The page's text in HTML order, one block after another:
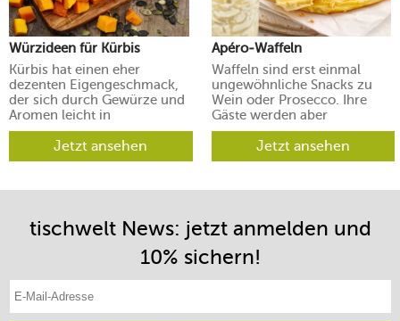
Würzideen für Kürbis
Kürbis hat einen eher
dezenten Eigengeschmack,
der sich durch Gewürze und
Aromen leicht in
verschiedene Richtungen
lenken lässt.Jetzt ansehen
Apéro-Waffeln
Waffeln sind erst einmal
ungewöhnliche Snacks zu
Wein oder Prosecco. Ihre
Gäste werden aber
begeistert sein.
Jetzt ansehen
tischwelt News: jetzt anmelden und
10% sichern!
E-Mail-Adresse eintragen